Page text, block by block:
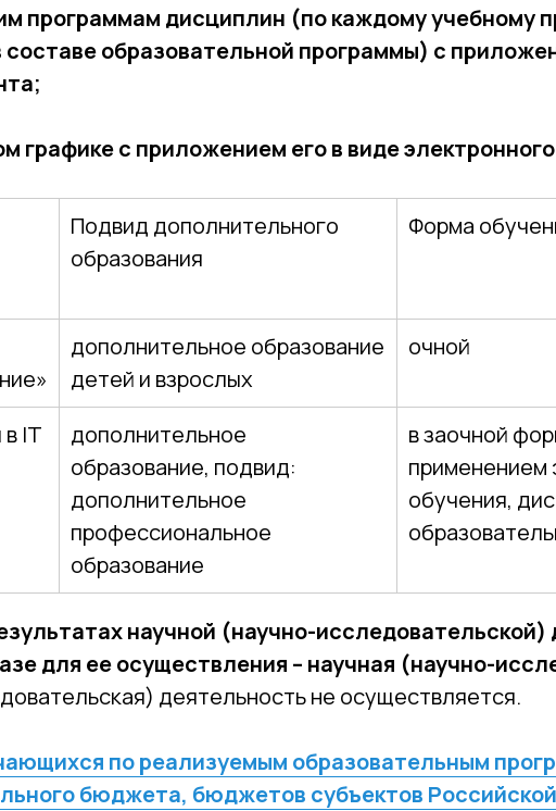
программам дисциплин (по каждому учебному
образовательной программы) с
графике с приложением его в виде
Подвид дополнительного
образования
Форма
дополнительное образование
детей и взрослых
очной
IT
дополнительное
образование, подвид:
дополнительное
профессиональное
образование
в заочной
применением
обучения,
научной (научно-исследовательской)
для ее осуществления – научная (научно-
деятельность не осуществляется.
по реализуемым образовательным
бюджета, бюджетов субъектов